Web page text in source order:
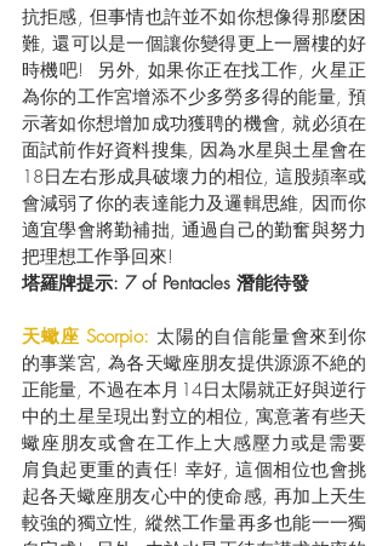
抗拒感, 但事情也許並不如你想像得那麼困
難, 還可以是一個讓你變得更上一層樓的好
時機吧!  另外, 如果你正在找工作, 火星正
為你的工作宮增添不少多勞多得的能量, 預
示著如你想增加成功獲聘的機會, 就必須在
面試前作好資料搜集, 因為水星與土星會在
18日左右形成具破壞力的相位, 這股頻率或
會減弱了你的表達能力及邏輯思維, 因而你
適宜學會將勤補拙, 通過自己的勤奮與努力
把理想工作爭回來!
塔羅牌提示: 7 of Pentacles 潛能待發
天蠍座 Scorpio: 太陽的自信能量會來到你
的事業宮, 為各天蠍座朋友提供源源不絶的
正能量, 不過在本月14日太陽就正好與逆行
中的土星呈現出對立的相位, 寓意著有些天
蠍座朋友或會在工作上大感壓力或是需要
肩負起更重的責任! 幸好, 這個相位也會挑
起各天蠍座朋友心中的使命感, 再加上天生
較強的獨立性, 縱然工作量再多也能一一獨